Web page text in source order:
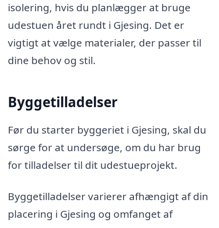
isolering, hvis du planlægger at bruge
udestuen året rundt i Gjesing. Det er
vigtigt at vælge materialer, der passer til
dine behov og stil.
Byggetilladelser
Før du starter byggeriet i Gjesing, skal du
sørge for at undersøge, om du har brug
for tilladelser til dit udestueprojekt.
Byggetilladelser varierer afhængigt af din
placering i Gjesing og omfanget af